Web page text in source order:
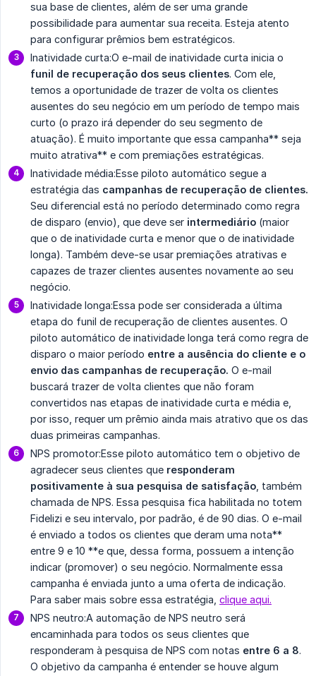
sua base de clientes, além de ser uma grande
possibilidade para aumentar sua receita. Esteja atento
para configurar prêmios bem estratégicos.
Inatividade curta:O e-mail de inatividade curta inicia o
funil de recuperação dos seus clientes. Com ele,
temos a oportunidade de trazer de volta os clientes
ausentes do seu negócio em um período de tempo mais
curto (o prazo irá depender do seu segmento de
atuação). É muito importante que essa campanha** seja
muito atrativa** e com premiações estratégicas.
Inatividade média:Esse piloto automático segue a
estratégia das campanhas de recuperação de clientes.
Seu diferencial está no período determinado como regra
de disparo (envio), que deve ser intermediário (maior
que o de inatividade curta e menor que o de inatividade
longa). Também deve-se usar premiações atrativas e
capazes de trazer clientes ausentes novamente ao seu
negócio.
Inatividade longa:Essa pode ser considerada a última
etapa do funil de recuperação de clientes ausentes. O
piloto automático de inatividade longa terá como regra de
disparo o maior período entre a ausência do cliente e o
envio das campanhas de recuperação. O e-mail
buscará trazer de volta clientes que não foram
convertidos nas etapas de inatividade curta e média e,
por isso, requer um prêmio ainda mais atrativo que os das
duas primeiras campanhas.
NPS promotor:Esse piloto automático tem o objetivo de
agradecer seus clientes que responderam
positivamente à sua pesquisa de satisfação , também
chamada de NPS. Essa pesquisa fica habilitada no totem
Fidelizi e seu intervalo, por padrão, é de 90 dias. O e-mail
é enviado a todos os clientes que deram uma nota**
entre 9 e 10 **e que, dessa forma, possuem a intenção
indicar (promover) o seu negócio. Normalmente essa
campanha é enviada junto a uma oferta de indicação.
Para saber mais sobre essa estratégia, clique aqui.
NPS neutro:A automação de NPS neutro será
encaminhada para todos os seus clientes que
responderam à pesquisa de NPS com notas entre 6 a 8.
O objetivo da campanha é entender se houve algum